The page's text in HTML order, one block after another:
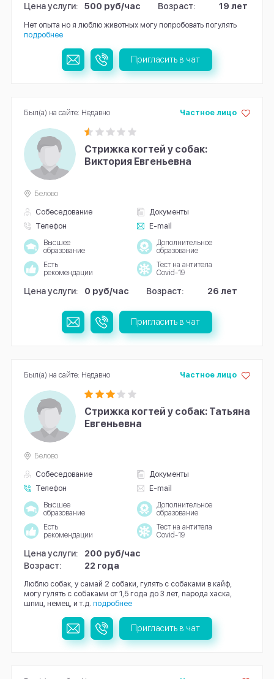
Цена услуги: 500 руб/час Возраст: 19 лет
Нет опыта но я люблю животных могу попробовать погулять
подробнее
Пригласить в чат
Стрижка когтей у собак:
Виктория Евгеньевна
Собеседование
Документы
Телефон
E-mail
Частное лицо
Белово
Высшее
образование
Дополнительное
образование
Есть
рекомендации
Тест на антитела
Covid-19
Цена услуги: 0 руб/час Возраст: 26 лет
Был(а) на сайте: Недавно
Пригласить в чат
Стрижка когтей у собак: Татьяна
Евгеньевна
Собеседование
Документы
Телефон
E-mail
Частное лицо
Белово
Высшее
образование
Дополнительное
образование
Есть
рекомендации
Тест на антитела
Covid-19
Цена услуги:
200 руб/час
Возраст:
22 года
Люблю собак, у самай 2 собаки, гулять с собаками в кайф,
могу гулять с собаками от 1,5 года до 3 лет, парода хаска,
шпиц, немец, и т.д. подробнее
Был(а) на сайте: Недавно
Пригласить в чат